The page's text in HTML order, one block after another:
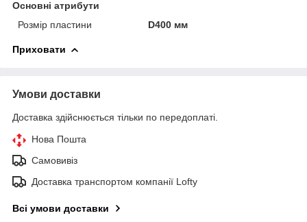
Основні атрибути
Розмір пластини
D400 мм
Приховати
Умови доставки
Доставка здійснюється тільки по передоплаті.
Нова Пошта
Самовивіз
Доставка транспортом компанії Lofty
Всі умови доставки